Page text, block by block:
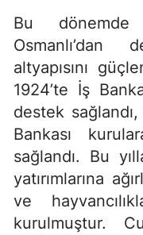
Bu dönemde
Osmanlı’dan
altyapısını
1924’te İş
destek
Bankası
sağlandı. Bu
yatırımlarına
ve
kurulmuştur.